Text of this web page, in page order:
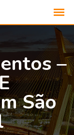
–
São